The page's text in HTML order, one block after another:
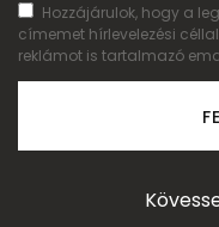
Hozzájárulok, hogy a
címemet hírlevelezési
reklámot is tartalmazó